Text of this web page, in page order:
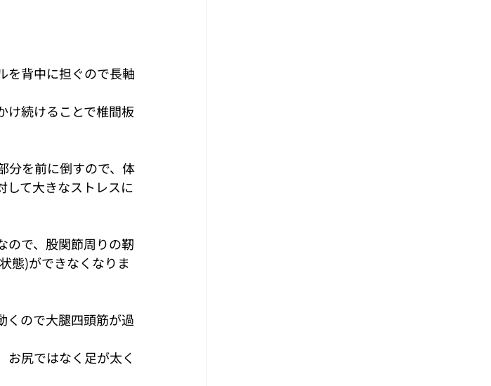
を背中に担ぐので長軸
け続けることで椎間板
分を前に倒すので、体
して大きなストレスに
ので、股関節周りの靭
態)ができなくなりま
くので大腿四頭筋が過
お尻ではなく足が太く